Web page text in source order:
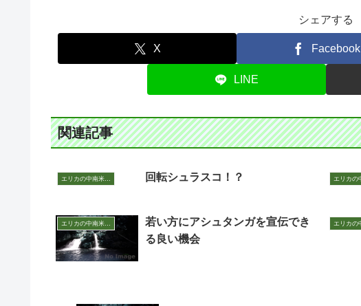
シェアする
X Facebook
LINE
関連記事
エリカの中南米いまむかし 回転シュラスコ！？
若い方にアシュタンガを宣伝でき
る良い機会